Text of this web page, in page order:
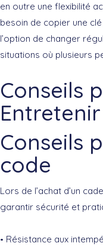
en outre une flexibilité
besoin de copier une
l’option de changer
situations où plusieurs
Conseils
Conseils
code
Lors de l’achat d’un
garantir sécurité et
Résistance aux